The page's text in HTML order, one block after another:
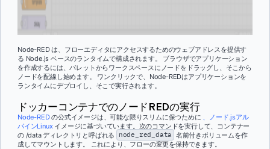
Node-RED は、フローエディタにアクセスするためのウェブアドレスを提供す
る Node.js ベースのランタイムで構成されます。 ブラウザでアプリケーション
を作成するには、パレットからワークスペースにノードをドラッグし、そこから
ノードを配線し始めます。 ワンクリックで、Node-REDはアプリケーションを
ランタイムにデプロイし、そこで実行されます。
ドッカーコンテナでのノードREDの実行
Node-REDの公式イメージは、可能な限りスリムに保つために
、ノード.jsアル
パインLinuxイメージに基づいています。次のコマンドを実行して、コンテナー
の /data ディレクトリと呼ばれる
node_red_data 名前付きボリュームを作
成してマウントします。 これにより、フローの変更を保持できます。